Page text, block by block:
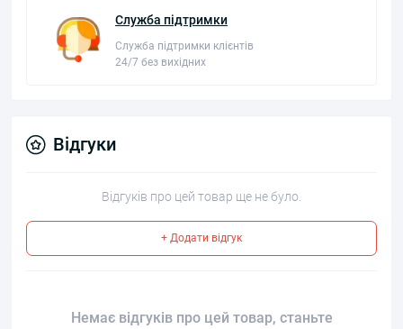
Служба підтримки
Служба підтримки клієнтів
24/7 без вихідних
Відгуки
Відгуків про цей товар ще не було.
+ Додати відгук
Немає відгуків про цей товар, станьте